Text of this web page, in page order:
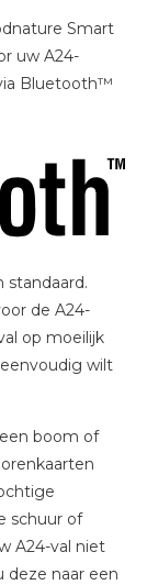
Smart
uw A24-
Bluetooth™
de A24-
op moeilijk
wilt
boom of
schuur of
A24-val niet
naar een